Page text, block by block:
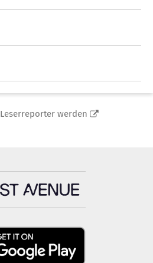
Leserreporter werden